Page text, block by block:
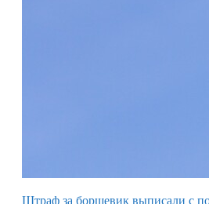
Штраф за борщевик выписали с